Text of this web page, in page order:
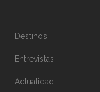
Destinos
Entrevistas
Actualidad